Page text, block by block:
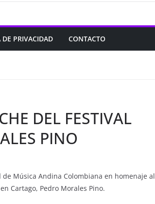
DE PRIVACIDAD CONTACTO
DEL FESTIVAL
PINO
Música Andina Colombiana en homenaje al
Cartago, Pedro Morales Pino.